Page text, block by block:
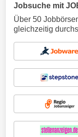
Jobsuche mit
Über 50
gleichzeitig